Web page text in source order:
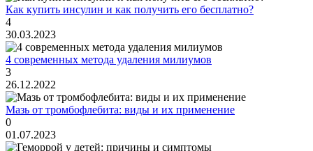
Как купить инсулин и как получить его бесплатно?
4
30.03.2023
4 современных метода удаления милиумов
3
26.12.2022
Мазь от тромбофлебита: виды и их применение
0
01.07.2023